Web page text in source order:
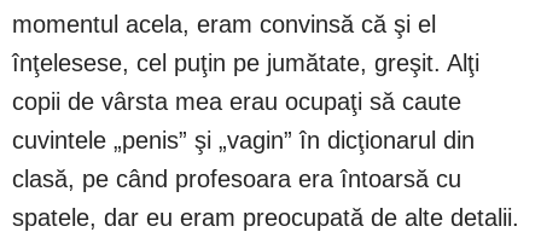
momentul acela, eram convinsă că şi el
înţelesese, cel puţin pe jumătate, greşit. Alţi
copii de vârsta mea erau ocupaţi să caute
cuvintele „penis” şi „vagin” în dicţionarul din
clasă, pe când profesoara era întoarsă cu
spatele, dar eu eram preocupată de alte detalii.